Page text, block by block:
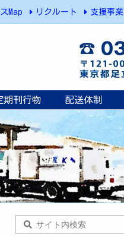
期刊行物 配送体制
Map リクルート 支援事業